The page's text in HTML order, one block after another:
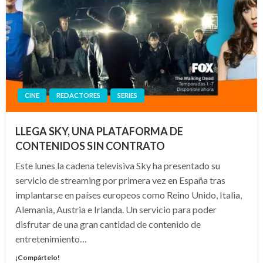
CINE REDACTORES SERIES
LLEGA SKY, UNA PLATAFORMA DE
CONTENIDOS SIN CONTRATO
Este lunes la cadena televisiva Sky ha presentado su
servicio de streaming por primera vez en España tras
implantarse en países europeos como Reino Unido, Italia,
Alemania, Austria e Irlanda. Un servicio para poder
disfrutar de una gran cantidad de contenido de
entretenimiento…
¡Compártelo!